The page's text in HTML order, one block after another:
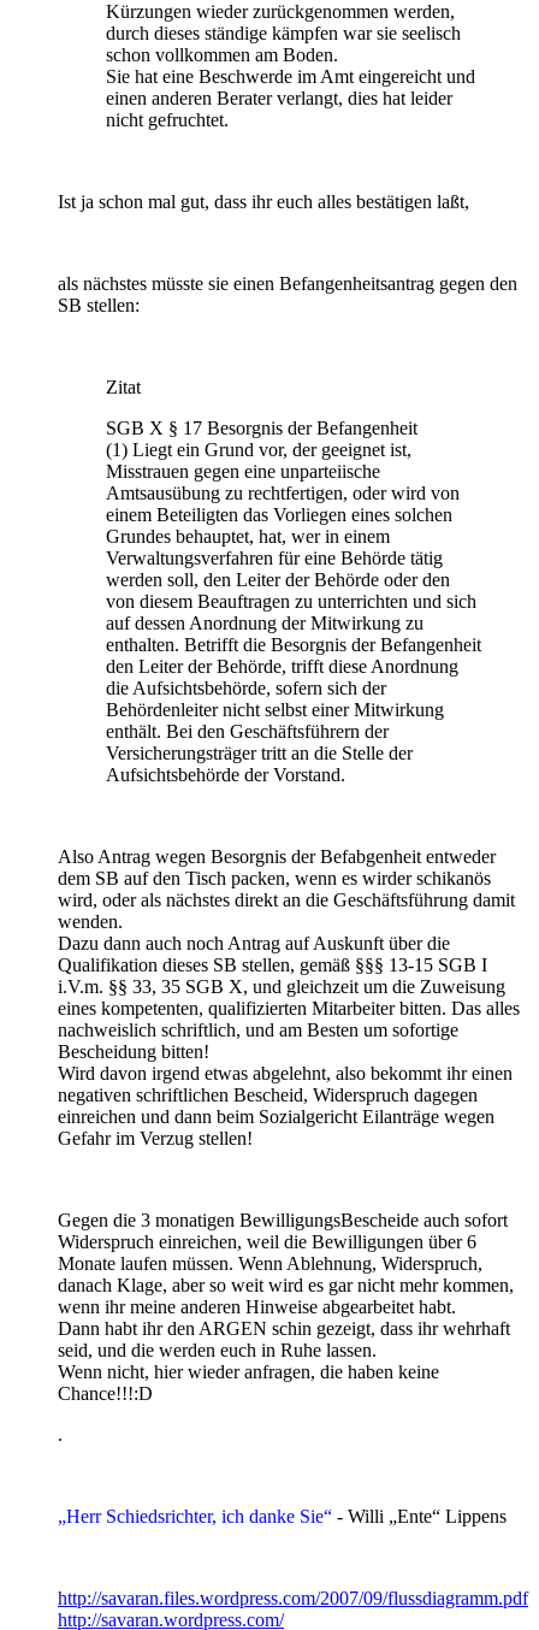
Kürzungen wieder zurückgenommen werden,
durch dieses ständige kämpfen war sie seelisch
schon vollkommen am Boden.
Sie hat eine Beschwerde im Amt eingereicht und
einen anderen Berater verlangt, dies hat leider
nicht gefruchtet.
Ist ja schon mal gut, dass ihr euch alles bestätigen laßt,
als nächstes müsste sie einen Befangenheitsantrag gegen den
SB stellen:
Zitat
SGB X § 17 Besorgnis der Befangenheit
(1) Liegt ein Grund vor, der geeignet ist,
Misstrauen gegen eine unparteiische
Amtsausübung zu rechtfertigen, oder wird von
einem Beteiligten das Vorliegen eines solchen
Grundes behauptet, hat, wer in einem
Verwaltungsverfahren für eine Behörde tätig
werden soll, den Leiter der Behörde oder den
von diesem Beauftragen zu unterrichten und sich
auf dessen Anordnung der Mitwirkung zu
enthalten. Betrifft die Besorgnis der Befangenheit
den Leiter der Behörde, trifft diese Anordnung
die Aufsichtsbehörde, sofern sich der
Behördenleiter nicht selbst einer Mitwirkung
enthält. Bei den Geschäftsführern der
Versicherungsträger tritt an die Stelle der
Aufsichtsbehörde der Vorstand.
Also Antrag wegen Besorgnis der Befabgenheit entweder
dem SB auf den Tisch packen, wenn es wirder schikanös
wird, oder als nächstes direkt an die Geschäftsführung damit
wenden.
Dazu dann auch noch Antrag auf Auskunft über die
Qualifikation dieses SB stellen, gemäß §§§ 13-15 SGB I
i.V.m. §§ 33, 35 SGB X, und gleichzeit um die Zuweisung
eines kompetenten, qualifizierten Mitarbeiter bitten. Das alles
nachweislich schriftlich, und am Besten um sofortige
Bescheidung bitten!
Wird davon irgend etwas abgelehnt, also bekommt ihr einen
negativen schriftlichen Bescheid, Widerspruch dagegen
einreichen und dann beim Sozialgericht Eilanträge wegen
Gefahr im Verzug stellen!
Gegen die 3 monatigen BewilligungsBescheide auch sofort
Widerspruch einreichen, weil die Bewilligungen über 6
Monate laufen müssen. Wenn Ablehnung, Widerspruch,
danach Klage, aber so weit wird es gar nicht mehr kommen,
wenn ihr meine anderen Hinweise abgearbeitet habt.
Dann habt ihr den ARGEN schin gezeigt, dass ihr wehrhaft
seid, und die werden euch in Ruhe lassen.
Wenn nicht, hier wieder anfragen, die haben keine
Chance!!!:D
.
„Herr Schiedsrichter, ich danke Sie“ - Willi „Ente“ Lippens
http://savaran.files.wordpress.com/2007/09/flussdiagramm.pdf
http://savaran.wordpress.com/